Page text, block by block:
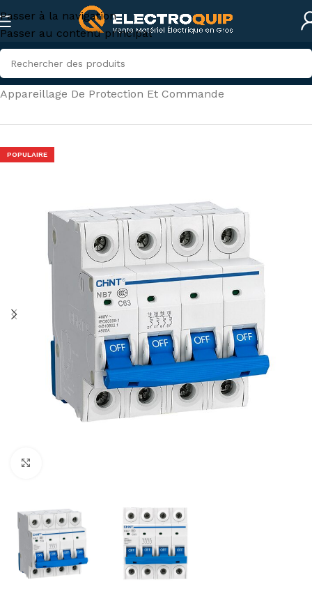
Passer à la navigation
Passer au contenu principal
Accueil/Électricité industrielle/
Appareillage De Protection Et Commande
POPULAIRE